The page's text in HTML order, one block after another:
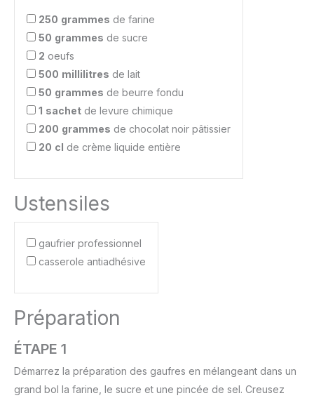
250 grammes de farine
50 grammes de sucre
2 oeufs
500 millilitres de lait
50 grammes de beurre fondu
1 sachet de levure chimique
200 grammes de chocolat noir pâtissier
20 cl de crème liquide entière
Ustensiles
gaufrier professionnel
casserole antiadhésive
Préparation
ÉTAPE 1
Démarrez la préparation des gaufres en mélangeant dans un
grand bol la farine, le sucre et une pincée de sel. Creusez